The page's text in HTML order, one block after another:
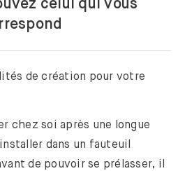
celui qui vous
de création pour votre
chez soi après une longue
dans un fauteuil
de pouvoir se prélasser, il